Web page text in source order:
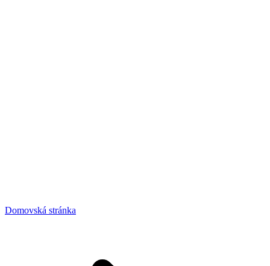
Domovská stránka